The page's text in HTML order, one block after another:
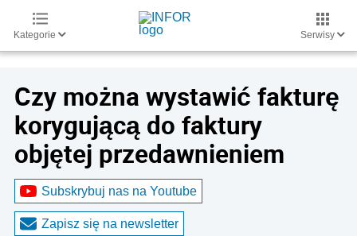
Kategorie Serwisy
Czy można wystawić fakturę
korygującą do faktury
objętej przedawnieniem
Subskrybuj nas na Youtube
Zapisz się na newsletter